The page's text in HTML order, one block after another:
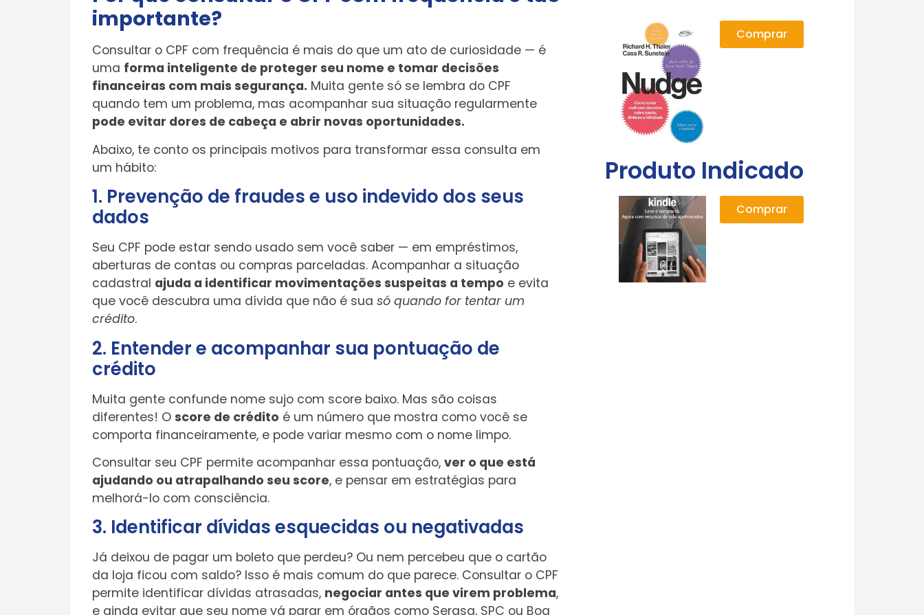
importante?
Consultar o CPF com frequência é mais do que um ato de curiosidade — é
uma forma inteligente de proteger seu nome e tomar decisões
financeiras com mais segurança. Muita gente só se lembra do CPF
quando tem um problema, mas acompanhar sua situação regularmente
pode evitar dores de cabeça e abrir novas oportunidades.
Abaixo, te conto os principais motivos para transformar essa consulta em
um hábito:
1. Prevenção de fraudes e uso indevido dos seus
dados
Seu CPF pode estar sendo usado sem você saber — em empréstimos,
aberturas de contas ou compras parceladas. Acompanhar a situação
cadastral ajuda a identificar movimentações suspeitas a tempo e evita
que você descubra uma dívida que não é sua só quando for tentar um
crédito.
2. Entender e acompanhar sua pontuação de
crédito
Muita gente confunde nome sujo com score baixo. Mas são coisas
diferentes! O score de crédito é um número que mostra como você se
comporta financeiramente, e pode variar mesmo com o nome limpo.
Consultar seu CPF permite acompanhar essa pontuação, ver o que está
ajudando ou atrapalhando seu score, e pensar em estratégias para
melhorá-lo com consciência.
3. Identificar dívidas esquecidas ou negativadas
Já deixou de pagar um boleto que perdeu? Ou nem percebeu que o cartão
da loja ficou com saldo? Isso é mais comum do que parece. Consultar o CPF
permite identificar dívidas atrasadas, negociar antes que virem problema,
e ainda evitar que seu nome vá parar em órgãos como Serasa, SPC ou Boa
Comprar
Produto Indicado
Comprar